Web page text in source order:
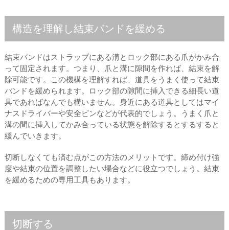
構造を理解し結束バンドを緩める
結束バンドはストラップにある溝とロック部にある爪がかみ合
って固定されます。つまり、爪と溝に隙間を作れば、結束を解
除可能です。この機構を理解すれば、道具をうまく使って結束
バンドを緩められます。ロック部の隙間に挿入できる細長い道
具であればなんでも構いません。身近にある道具としてはマイ
ナスドライバーや安全ピンなどが代表的でしょう。うまく爪と
溝の間に挿入してかみ合っている状態を解除するとするすると
緩んでいきます。
切断しなくても済む点がこの方法のメリットです。締め付け強
度や結束の位置を調整したい場合などに役立つでしょう。結束
を緩めるための専用工具もあります。
切断する